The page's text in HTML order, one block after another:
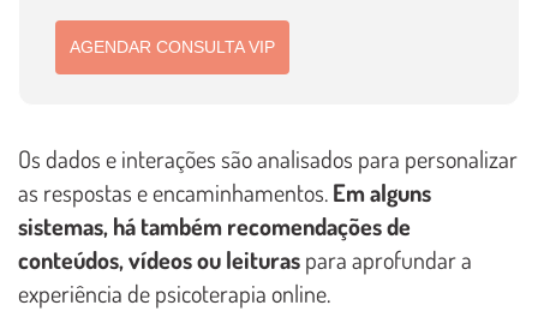
AGENDAR CONSULTA VIP
Os dados e interações são analisados para personalizar
as respostas e encaminhamentos.Em alguns
sistemas, há também recomendações de
conteúdos, vídeos ou leituraspara aprofundar a
experiência de psicoterapia online.